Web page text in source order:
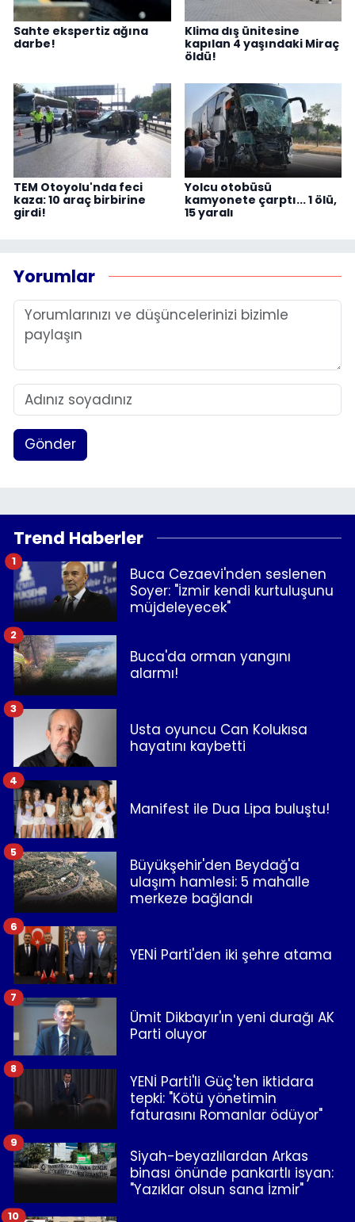
Sahte ekspertiz ağına
darbe!
Klima dış ünitesine
kapılan 4 yaşındaki Miraç
öldü!
TEM Otoyolu'nda feci
kaza: 10 araç birbirine
girdi!
Yolcu otobüsü
kamyonete çarptı... 1 ölü,
15 yaralı
Yorumlar
Gönder
Trend Haberler
Buca Cezaevi'nden seslenen
Soyer: "İzmir kendi kurtuluşunu
müjdeleyecek"
1
Buca'da orman yangını
alarmı!
2
Usta oyuncu Can Kolukısa
hayatını kaybetti
3
Manifest ile Dua Lipa buluştu!
4
Büyükşehir'den Beydağ'a
ulaşım hamlesi: 5 mahalle
merkeze bağlandı
5
YENİ Parti'den iki şehre atama
6
Ümit Dikbayır'ın yeni durağı AK
Parti oluyor
7
YENİ Parti'li Güç'ten iktidara
tepki: "Kötü yönetimin
faturasını Romanlar ödüyor"
8
Siyah-beyazlılardan Arkas
binası önünde pankartlı isyan:
"Yazıklar olsun sana İzmir"
9
10